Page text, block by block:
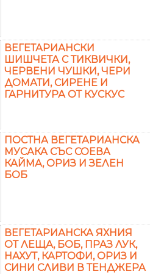
ВЕГЕТАРИАНСКИ
ШИШЧЕТА С ТИКВИЧКИ,
ЧЕРВЕНИ ЧУШКИ, ЧЕРИ
ДОМАТИ, СИРЕНЕ И
ГАРНИТУРА ОТ КУСКУС
ПОСТНА ВЕГЕТАРИАНСКА
МУСАКА СЪС СОЕВА
КАЙМА, ОРИЗ И ЗЕЛЕН
БОБ
ВЕГЕТАРИАНСКА ЯХНИЯ
ОТ ЛЕЩА, БОБ, ПРАЗ ЛУК,
НАХУТ, КАРТОФИ, ОРИЗ И
СИНИ СЛИВИ В ТЕНДЖЕРА